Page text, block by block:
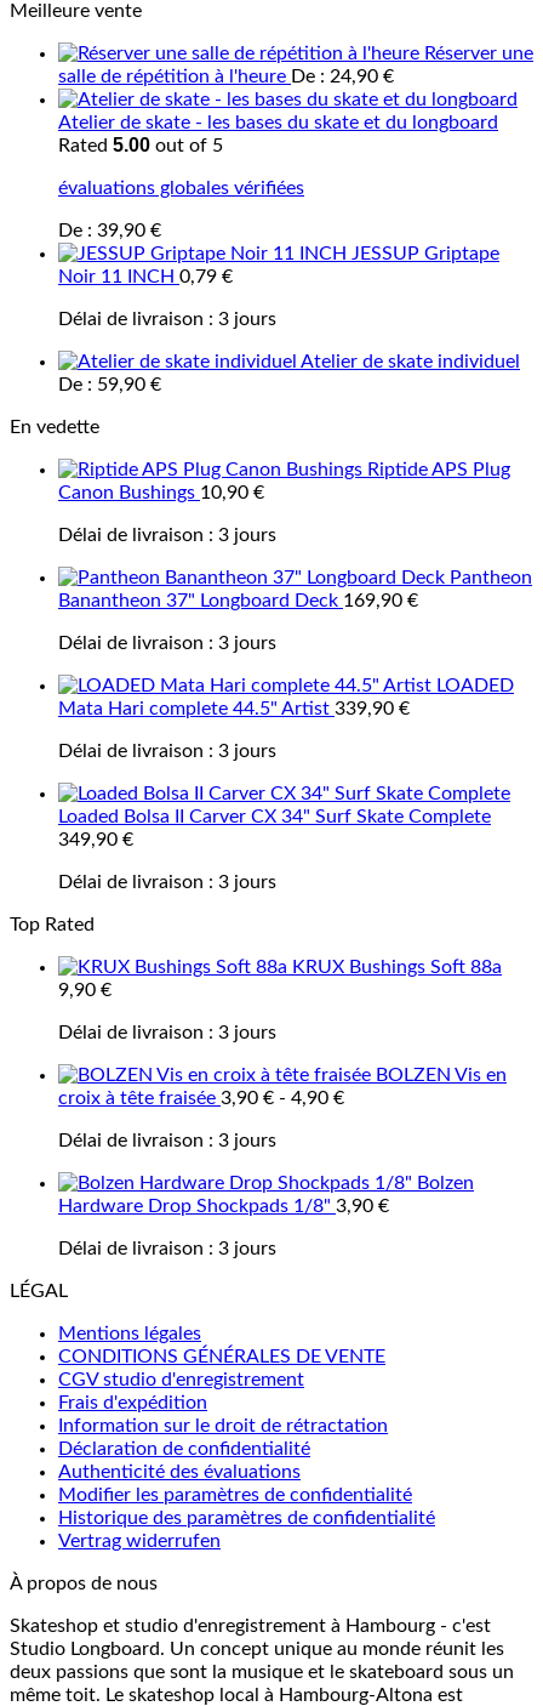
Meilleure vente
Réserver une
salle de répétition à l'heure De : 24,90 €
Atelier de skate - les bases du skate et du longboard
Rated 5.00 out of 5
évaluations globales vérifiées
De : 39,90 €
JESSUP Griptape
Noir 11 INCH 0,79 €
Délai de livraison : 3 jours
Atelier de skate individuel
De : 59,90 €
En vedette
Riptide APS Plug
Canon Bushings 10,90 €
Délai de livraison : 3 jours
Pantheon
Banantheon 37" Longboard Deck 169,90 €
Délai de livraison : 3 jours
LOADED
Mata Hari complete 44.5" Artist 339,90 €
Délai de livraison : 3 jours
Loaded Bolsa II Carver CX 34" Surf Skate Complete
349,90 €
Délai de livraison : 3 jours
Top Rated
KRUX Bushings Soft 88a
9,90 €
Délai de livraison : 3 jours
BOLZEN Vis en
croix à tête fraisée 3,90 € - 4,90 €
Délai de livraison : 3 jours
Bolzen
Hardware Drop Shockpads 1/8" 3,90 €
Délai de livraison : 3 jours
LÉGAL
Mentions légales
CONDITIONS GÉNÉRALES DE VENTE
CGV studio d'enregistrement
Frais d'expédition
Information sur le droit de rétractation
Déclaration de confidentialité
Authenticité des évaluations
Modifier les paramètres de confidentialité
Historique des paramètres de confidentialité
Vertrag widerrufen
À propos de nous
Skateshop et studio d'enregistrement à Hambourg - c'est
Studio Longboard. Un concept unique au monde réunit les
deux passions que sont la musique et le skateboard sous un
même toit. Le skateshop local à Hambourg-Altona est